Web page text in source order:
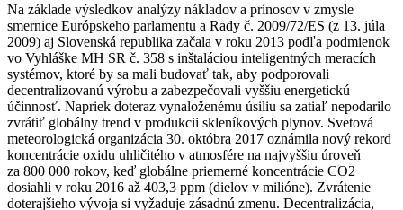
Na základe výsledkov analýzy nákladov a prínosov v zmysle
smernice Európskeho parlamentu a Rady č. 2009/72/ES (z 13. júla
2009) aj Slovenská republika začala v roku 2013 podľa podmienok
vo Vyhláške MH SR č. 358 s inštaláciou inteligentných meracích
systémov, ktoré by sa mali budovať tak, aby podporovali
decentralizovanú výrobu a zabezpečovali vyššiu energetickú
účinnosť. Napriek doteraz vynaloženému úsiliu sa zatiaľ nepodarilo
zvrátiť globálny trend v produkcii skleníkových plynov. Svetová
meteorologická organizácia 30. októbra 2017 oznámila nový rekord
koncentrácie oxidu uhličitého v atmosfére na najvyššiu úroveň
za 800 000 rokov, keď globálne priemerné koncentrácie CO2
dosiahli v roku 2016 až 403,3 ppm (dielov v milióne). Zvrátenie
doterajšieho vývoja si vyžaduje zásadnú zmenu. Decentralizácia,